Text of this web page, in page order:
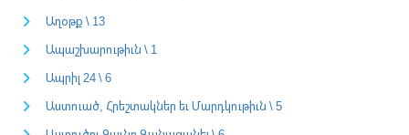
Աղօթք \ 13
Ապաշխարութիւն \ 1
Ապրիլ 24 \ 6
Աստուած, Հրեշտակներ եւ Մարդկութիւն \ 5